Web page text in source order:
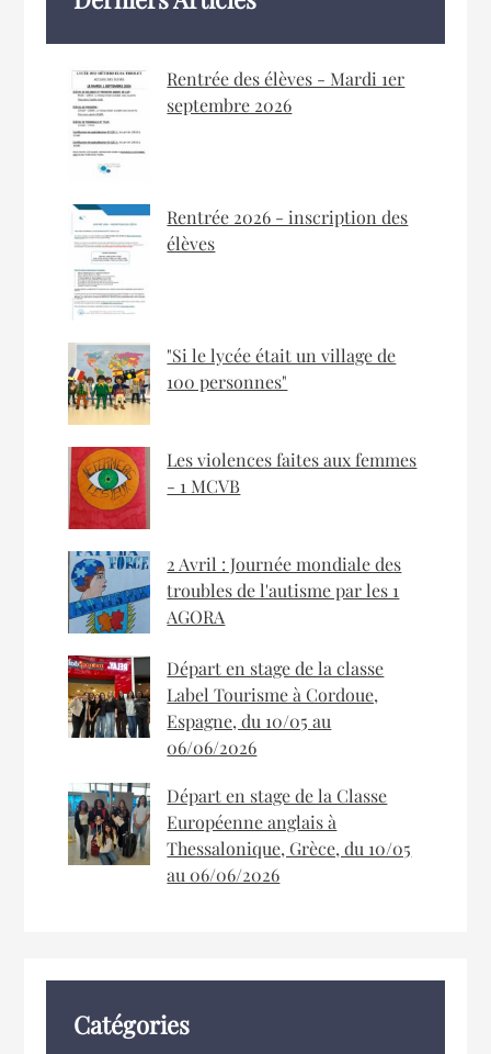
Rentrée des élèves - Mardi 1er
septembre 2026
Rentrée 2026 - inscription des
élèves
"Si le lycée était un village de
100 personnes"
Les violences faites aux femmes
- 1 MCVB
2 Avril : Journée mondiale des
troubles de l'autisme par les 1
AGORA
Départ en stage de la classe
Label Tourisme à Cordoue,
Espagne, du 10/05 au
06/06/2026
Départ en stage de la Classe
Européenne anglais à
Thessalonique, Grèce, du 10/05
au 06/06/2026
Catégories